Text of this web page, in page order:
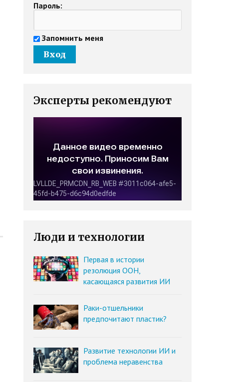
Пароль:
Запомнить меня
Эксперты рекомендуют
Люди и технологии
Первая в истории
резолюция ООН,
касающаяся развития ИИ
Раки-отшельники
предпочитают пластик?
Развитие технологии ИИ и
проблема неравенства